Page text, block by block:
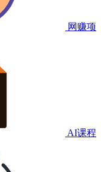
网赚项
AI课程